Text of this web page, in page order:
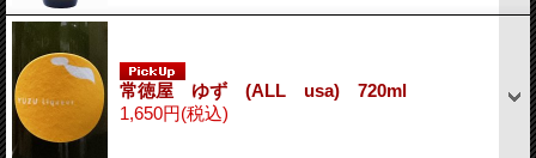
常徳屋 ゆず (ALL usa) 720ml
1,650円(税込)